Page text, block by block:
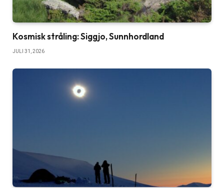
Kosmisk stråling: Siggjo, Sunnhordland
JULI 31, 2026